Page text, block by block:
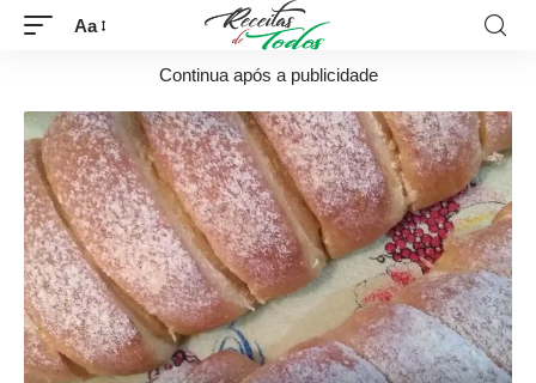
Aa
Continua após a publicidade